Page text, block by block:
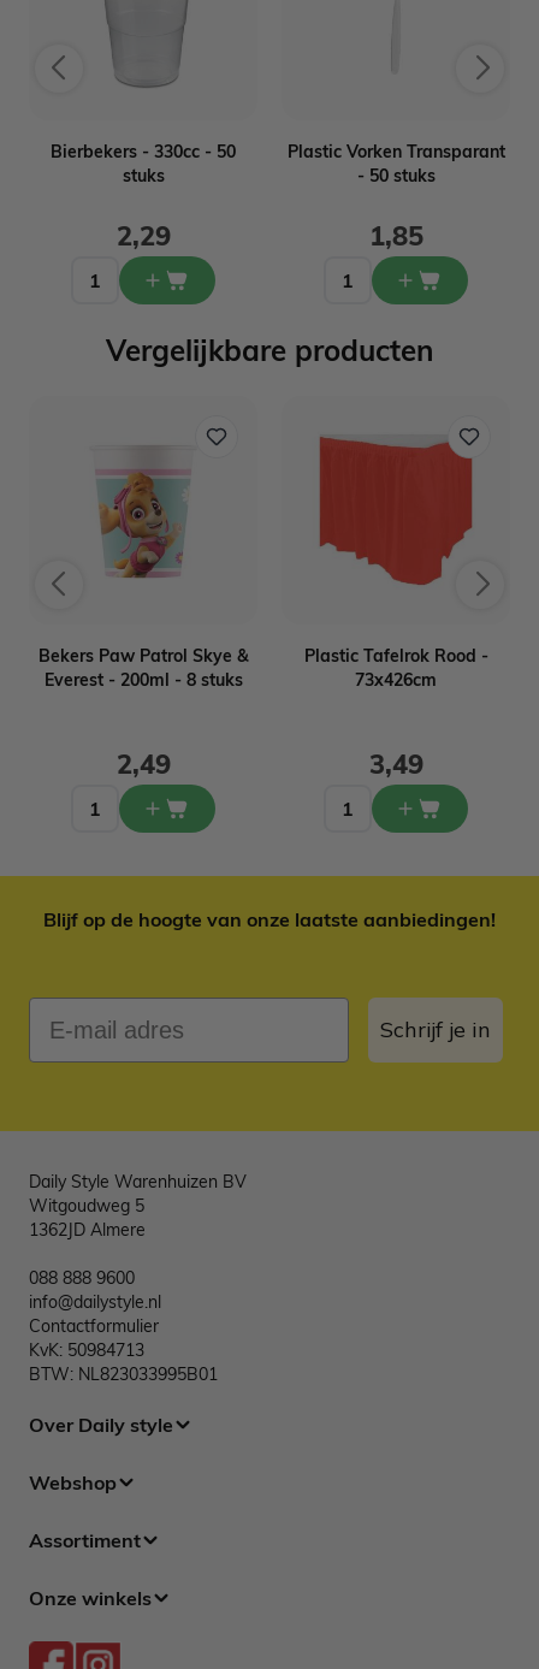
Bierbekers - 330cc - 50
stuks
2,29
Plastic Vorken Transparant
- 50 stuks
1,85
Vergelijkbare producten
Bekers Paw Patrol Skye &
Everest - 200ml - 8 stuks
2,49
Plastic Tafelrok Rood -
73x426cm
3,49
Blijf op de hoogte van onze laatste aanbiedingen!
Schrijf je in
Daily Style Warenhuizen BV
Witgoudweg 5
1362JD Almere
088 888 9600
info@dailystyle.nl
Contactformulier
KvK: 50984713
BTW: NL823033995B01
Over Daily style
Webshop
Assortiment
Onze winkels